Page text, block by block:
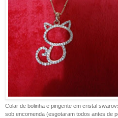
Colar de bolinha e pingente em cristal
sob encomenda (esgotaram todos antes de